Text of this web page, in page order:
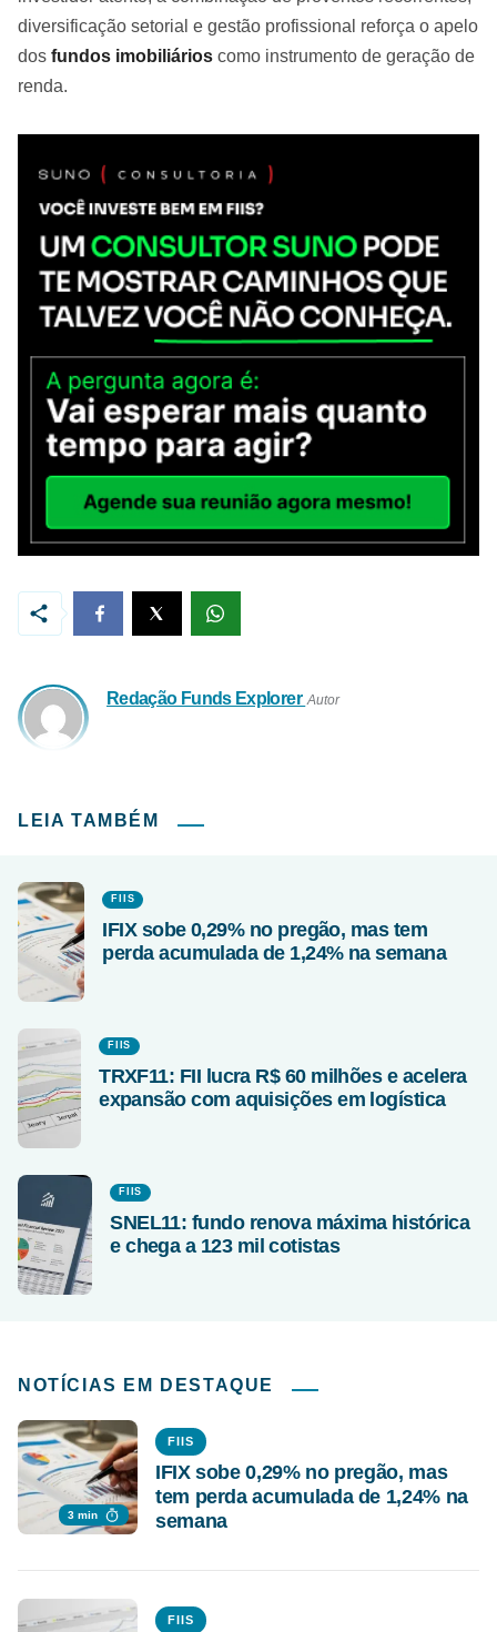
diversificação setorial e gestão profissional reforça o apelo
dos fundos imobiliários como instrumento de geração de
renda.
Redação Funds Explorer Autor
LEIA TAMBÉM
FIIS
IFIX sobe 0,29% no pregão, mas tem
perda acumulada de 1,24% na semana
FIIS
TRXF11: FII lucra R$ 60 milhões e acelera
expansão com aquisições em logística
FIIS
SNEL11: fundo renova máxima histórica
e chega a 123 mil cotistas
NOTÍCIAS EM DESTAQUE
3 min
FIIS
IFIX sobe 0,29% no pregão, mas
tem perda acumulada de 1,24% na
semana
FIIS